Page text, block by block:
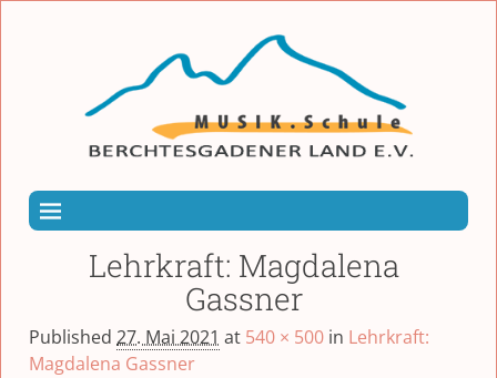
Lehrkraft: Magdalena
Gassner
Published 27. Mai 2021 at 540 × 500 in Lehrkraft:
Magdalena Gassner